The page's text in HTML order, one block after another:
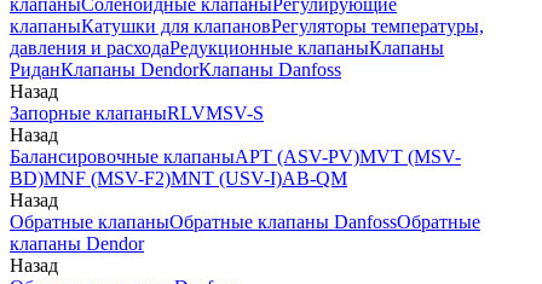
клапаныСоленоидные клапаныРегулирующие
клапаныКатушки для клапановРегуляторы температуры,
давления и расходаРедукционные клапаныКлапаны
РиданКлапаны DendorКлапаны Danfoss
Назад
Запорные клапаныRLVMSV-S
Назад
Балансировочные клапаныAPT (ASV-PV)MVT (MSV-
BD)MNF (MSV-F2)MNT (USV-I)AB-QM
Назад
Обратные клапаныОбратные клапаны DanfossОбратные
клапаны Dendor
Назад